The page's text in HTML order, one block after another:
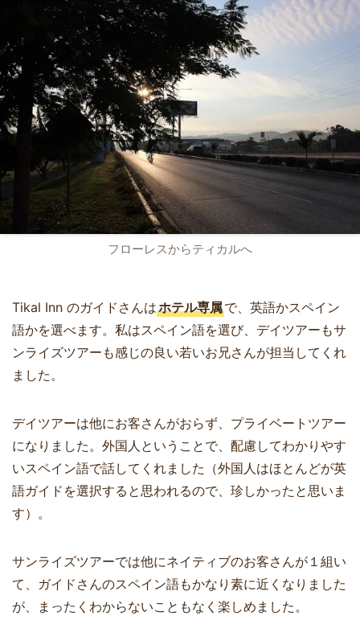
フローレスからティカルへ
Tikal Inn のガイドさんはホテル専属で、英語かスペイン
語かを選べます。私はスペイン語を選び、デイツアーもサ
ンライズツアーも感じの良い若いお兄さんが担当してくれ
ました。
デイツアーは他にお客さんがおらず、プライベートツアー
になりました。外国人ということで、配慮してわかりやす
いスペイン語で話してくれました（外国人はほとんどが英
語ガイドを選択すると思われるので、珍しかったと思いま
す）。
サンライズツアーでは他にネイティブのお客さんが１組い
て、ガイドさんのスペイン語もかなり素に近くなりました
が、まったくわからないこともなく楽しめました。